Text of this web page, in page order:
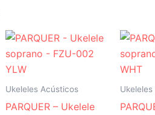
Ukeleles Acústicos
PARQUER – Ukelele